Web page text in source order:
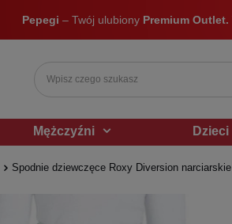
Pepegi – Twój ulubiony Premium Outlet.
Mężczyźni Dzieci
Spodnie dziewczęce Roxy Diversion